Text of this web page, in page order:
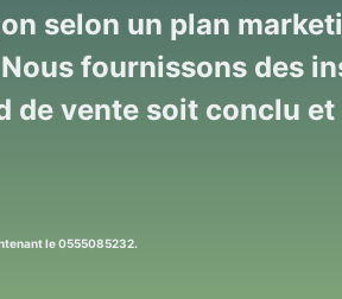
selon un plan
fournissons des
de vente soit conclu
le 0555085232.